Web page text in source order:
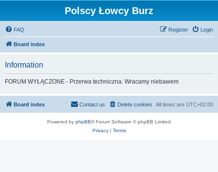
Polscy Łowcy Burz
FAQ Login
Register
Board index
Information
FORUM WYŁĄCZONE - Przerwa techniczna. Wracamy niebawem
Board index All times are UTC+02:00
Delete cookies
Contact us
Powered by phpBB® Forum Software © phpBB Limited
Privacy| Terms